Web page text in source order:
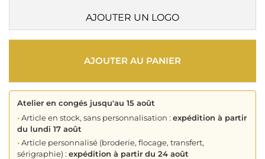
AJOUTER UN LOGO
AJOUTER AU PANIER
Atelier en congés jusqu'au 15 août
•Article en stock, sans personnalisation : expédition à partir
du lundi 17 août
•Article personnalisé (broderie, flocage, transfert,
sérigraphie) : expédition à partir du 24 août